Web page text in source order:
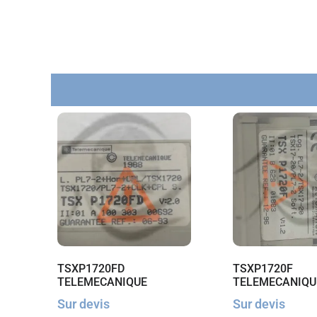
TSXP1720FD
TELEMECANIQUE
Sur devis
TSXP1720F
Sur devis